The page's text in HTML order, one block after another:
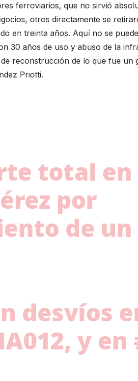
ferroviarios, que no sirvió
otros directamente se
en treinta años. Aquí no se
30 años de uso y abuso de la
reconstrucción de lo que fue un
Priotti.
total en
por
de
desvíos
, y en